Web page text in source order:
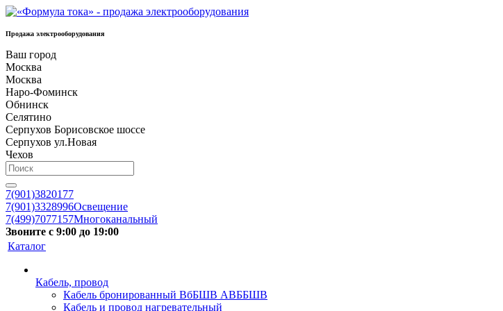
Продажа электрооборудования
Ваш город
Москва
Москва
Наро-Фоминск
Обнинск
Селятино
Серпухов Борисовское шоссе
Серпухов ул.Новая
Чехов
7(901)3820177
7(901)3328996Освещение
7(499)7077157Многоканальный
Звоните с 9:00 до 19:00
Каталог
Кабель, провод
Кабель бронированный ВбБШВ АВББШВ
Кабель и провод нагревательный